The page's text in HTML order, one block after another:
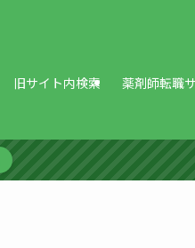
旧サイト内検索 薬剤師転職